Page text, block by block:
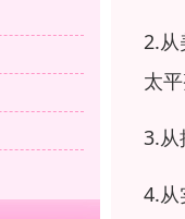
2.从
太
3.从
4.从